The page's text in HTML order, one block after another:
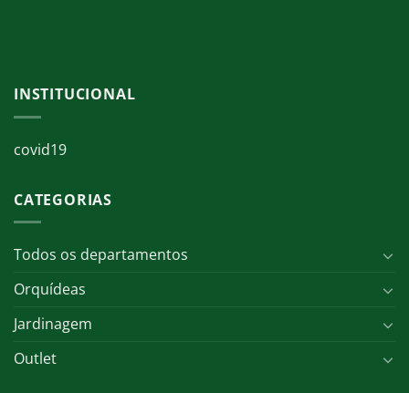
INSTITUCIONAL
covid19
CATEGORIAS
Todos os departamentos
Orquídeas
Jardinagem
Outlet